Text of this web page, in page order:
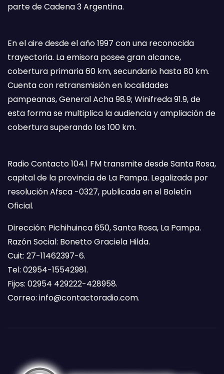
parte de Cadena 3 Argentina.
En el aire desde el año 1997 con una reconocida
trayectoria. La emisora posee gran alcance,
cobertura primaria 60 km, secundario hasta 80 km.
Cuenta con retransmisión en localidades
pampeanas, General Acha 98.9; Winifreda 91.9, de
esta forma se multiplica la audiencia y ampliación de
cobertura superando los 100 km.
Radio Contacto 104.1 FM transmite desde Santa Rosa,
capital de la provincia de La Pampa. Legalizada por
resolución Afsca -0327, publicada en el Boletín
Oficial.
Dirección: Pichihuinca 650, Santa Rosa, La Pampa.
Razón Social: Bonetto Graciela Hilda.
Cuit: 27-11462397-6.
Tel: 02954-15542981.
Fijos: 02954 429222-428958.
Correo: info@contactoradio.com.